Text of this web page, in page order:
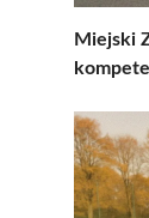
Miejski